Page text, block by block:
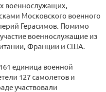
военнослужащих,
Московского военного
Герасимов. Помимо
военнослужащие из
Франции и США.
единица военной
127 самолетов и
участвовали